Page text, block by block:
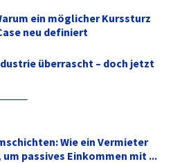
ein möglicher Kurssturz
neu definiert
überrascht – doch jetzt
Wie ein Vermieter
passives Einkommen mit ...